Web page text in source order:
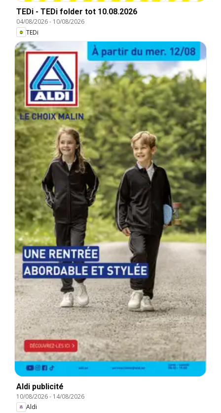
TEDi - TEDi folder tot 10.08.2026
04/08/2026- 10/08/2026
TEDi
Aldi publicité
10/08/2026- 14/08/2026
Aldi